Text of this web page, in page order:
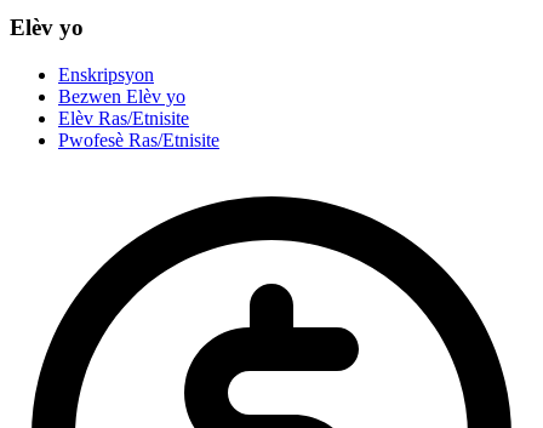
Elèv yo
Enskripsyon
Bezwen Elèv yo
Elèv Ras/Etnisite
Pwofesè Ras/Etnisite